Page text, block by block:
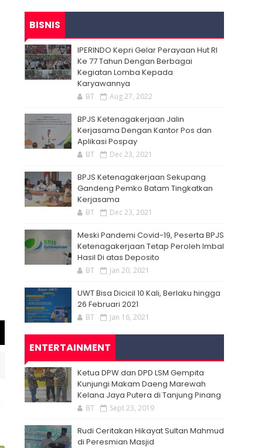
BISNIS
IPERINDO Kepri Gelar Perayaan Hut RI
Ke 77 Tahun Dengan Berbagai
Kegiatan Lomba Kepada
Karyawannya
BT Aug 27, 2022
BPJS Ketenagakerjaan Jalin
Kerjasama Dengan Kantor Pos dan
Aplikasi Pospay
BT Dec 23, 2021
BPJS Ketenagakerjaan Sekupang
Gandeng Pemko Batam Tingkatkan
Kerjasama
BT Dec 23, 2021
Meski Pandemi Covid-19, Peserta BPJS
Ketenagakerjaan Tetap Peroleh Imbal
Hasil Di atas Deposito
BT Jan 20, 2021
UWT Bisa Dicicil 10 Kali, Berlaku hingga
26 Februari 2021
BT Jan 16, 2021
ENTERTAINMENT
Ketua DPW dan DPD LSM Gempita
Kunjungi Makam Daeng Marewah
Kelana Jaya Putera di Tanjung Pinang
BT Sept 23, 2019
Rudi Ceritakan Hikayat Sultan Mahmud
di Peresmian Masjid